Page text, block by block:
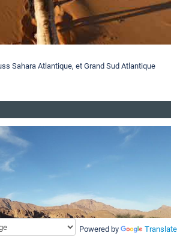
Sahara Atlantique, et Grand Sud Atlantique
Powered by Translate